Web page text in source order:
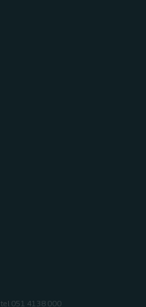
tel 051 4138 000